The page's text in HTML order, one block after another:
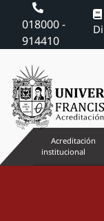
018000 -
914410
Acreditación
institucional